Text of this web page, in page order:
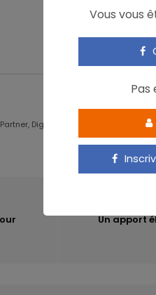
Digital Expert & Nutrition
Un apport
Vous vous